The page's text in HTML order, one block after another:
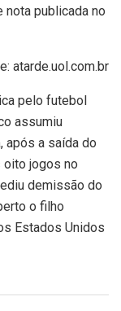
nota publicada no
atarde.uol.com.br
pelo futebol
assumiu
após a saída do
oito jogos no
demissão do
o filho
Estados Unidos